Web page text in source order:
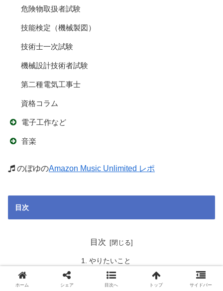
危険物取扱者試験
技能検定（機械製図）
技術士一次試験
機械設計技術者試験
第二種電気工事士
資格コラム
電子工作など
音楽
のぼゆのAmazon Music Unlimited レポ
目次
目次
やりたいこと
解決方法
操作動画
ホーム シェア 目次へ トップ サイドバー